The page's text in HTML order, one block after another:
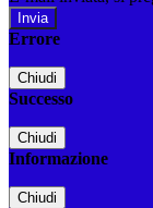
Errore
Chiudi
Successo
Chiudi
Informazione
Chiudi